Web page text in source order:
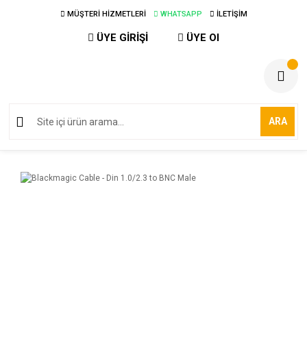
MÜŞTERİ HİZMETLERİ WHATSAPP İLETİŞİM
ÜYE GİRİŞİ ÜYE Ol
ARA